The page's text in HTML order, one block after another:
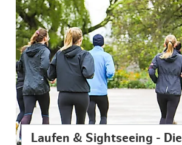
Laufen & Sightseeing - Die